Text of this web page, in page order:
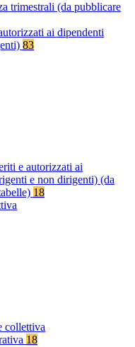
trimestrali (da pubblicare
ai dipendenti
83
e autorizzati ai
e non dirigenti) (da
18
collettiva
18